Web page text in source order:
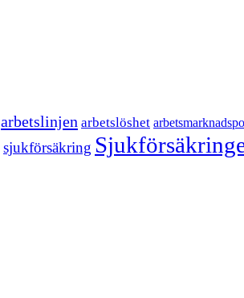
arbetslinjen arbetslöshet
sjukförsäkring